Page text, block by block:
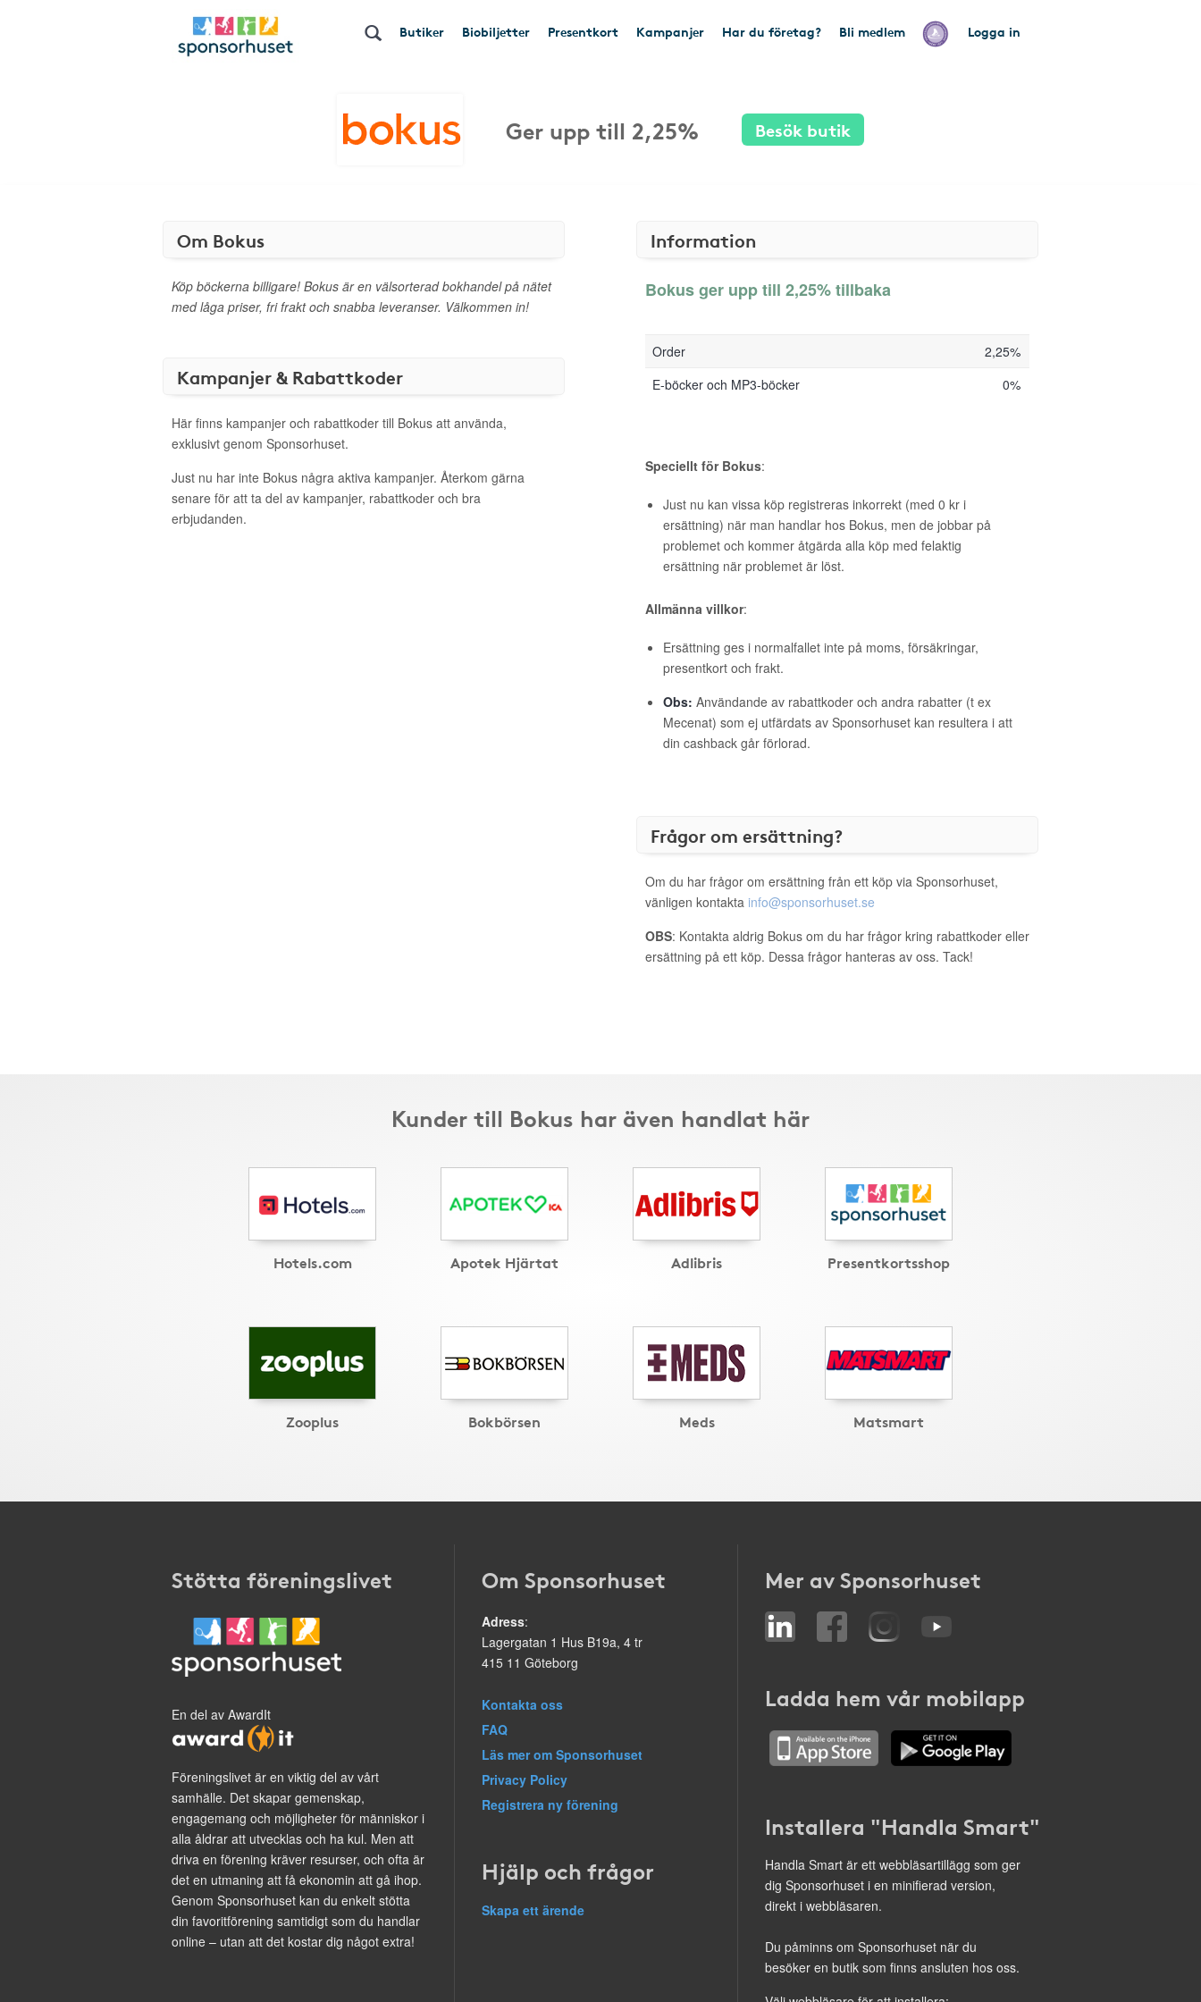
Butiker Biobiljetter Presentkort Kampanjer Har du företag? Bli medlem Logga in
Ger upp till 2,25% Besök butik
Om Bokus
Köp böckerna billigare! Bokus är en välsorterad bokhandel på nätet
med låga priser, fri frakt och snabba leveranser. Välkommen in!
Kampanjer & Rabattkoder
Här finns kampanjer och rabattkoder till Bokus att använda,
exklusivt genom Sponsorhuset.
Just nu har inte Bokus några aktiva kampanjer. Återkom gärna
senare för att ta del av kampanjer, rabattkoder och bra
erbjudanden.
Information
Bokus ger upp till 2,25% tillbaka
Order
2,25%
E-böcker och MP3-böcker
0%
Speciellt för Bokus:
Just nu kan vissa köp registreras inkorrekt (med 0 kr i
ersättning) när man handlar hos Bokus, men de jobbar på
problemet och kommer åtgärda alla köp med felaktig
ersättning när problemet är löst.
Allmänna villkor:
Ersättning ges i normalfallet inte på moms, försäkringar,
presentkort och frakt.
Obs: Användande av rabattkoder och andra rabatter (t ex
Mecenat) som ej utfärdats av Sponsorhuset kan resultera i att
din cashback går förlorad.
Frågor om ersättning?
Om du har frågor om ersättning från ett köp via Sponsorhuset,
vänligen kontakta info@sponsorhuset.se
OBS: Kontakta aldrig Bokus om du har frågor kring rabattkoder eller
ersättning på ett köp. Dessa frågor hanteras av oss. Tack!
Kunder till Bokus har även handlat här
Hotels.com Apotek Hjärtat Adlibris Presentkortsshop
Zooplus Bokbörsen Meds Matsmart
Stötta föreningslivet
En del av AwardIt
Föreningslivet är en viktig del av vårt
samhälle. Det skapar gemenskap,
engagemang och möjligheter för människor i
alla åldrar att utvecklas och ha kul. Men att
driva en förening kräver resurser, och ofta är
det en utmaning att få ekonomin att gå ihop.
Genom Sponsorhuset kan du enkelt stötta
din favoritförening samtidigt som du handlar
online – utan att det kostar dig något extra!
Om Sponsorhuset
Adress:
Lagergatan 1 Hus B19a, 4 tr
415 11 Göteborg
Kontakta oss
FAQ
Läs mer om Sponsorhuset
Privacy Policy
Registrera ny förening
Hjälp och frågor
Skapa ett ärende
Mer av Sponsorhuset
Ladda hem vår mobilapp
Installera "Handla Smart"
Handla Smart är ett webbläsartillägg som ger
dig Sponsorhuset i en minifierad version,
direkt i webbläsaren.
Du påminns om Sponsorhuset när du
besöker en butik som finns ansluten hos oss.